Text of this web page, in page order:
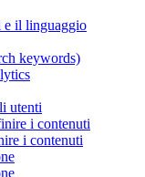
e il linguaggio
keywords)
utenti
i contenuti
i contenuti